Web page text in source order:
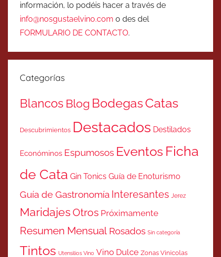
información, lo podéis hacer a través de
info@nosgustaelvino.com o des del
FORMULARIO DE CONTACTO.
Categorías
Blancos Blog BodegasCatas
Descubrimientos Destacados Destilados
Económinos Espumosos Eventos Ficha
de Cata Gin Tonics Guía de Enoturismo
Guía de Gastronomía Interesantes Jerez
MaridajesOtros Próximamente
Resumen Mensual Rosados Sin categoría
Tintos Utensilios Vino Vino Dulce Zonas Vinicolas